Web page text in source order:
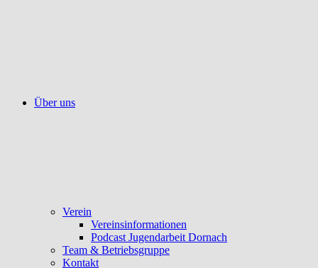
Über uns
Verein
Vereinsinformationen
Podcast Jugendarbeit Dornach
Team & Betriebsgruppe
Kontakt